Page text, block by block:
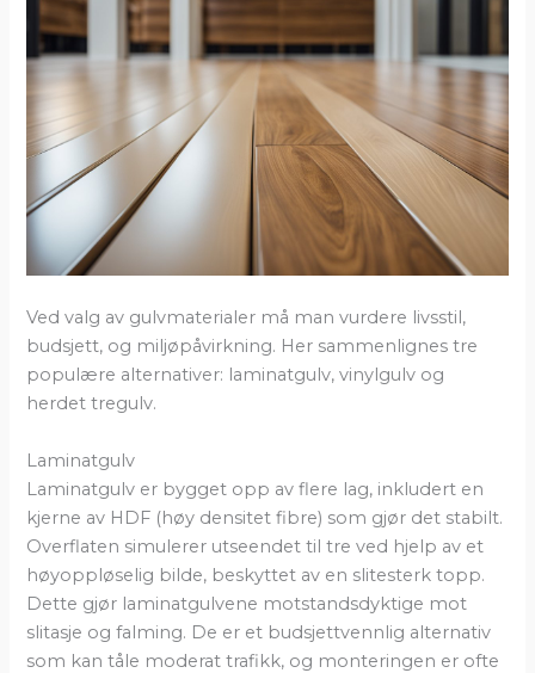
Ved valg av gulvmaterialer må man vurdere livsstil,
budsjett, og miljøpåvirkning. Her sammenlignes tre
populære alternativer: laminatgulv, vinylgulv og
herdet tregulv.
Laminatgulv
Laminatgulv er bygget opp av flere lag, inkludert en
kjerne av HDF (høy densitet fibre) som gjør det stabilt.
Overflaten simulerer utseendet til tre ved hjelp av et
høyoppløselig bilde, beskyttet av en slitesterk topp.
Dette gjør laminatgulvene motstandsdyktige mot
slitasje og falming. De er et budsjettvennlig alternativ
som kan tåle moderat trafikk, og monteringen er ofte